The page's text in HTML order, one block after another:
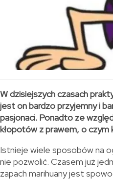
W dzisiejszych czasach
jest on bardzo przyjemny i
pasjonaci. Ponadto ze
kłopotów z prawem, o czym
Istnieje wiele sposobów na
nie pozwolić. Czasem już
zapach marihuany jest